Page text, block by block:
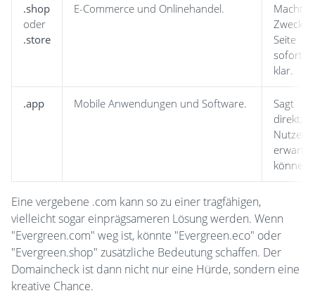
.shop
oder
.store
E-Commerce und Onlinehandel.
Macht
Zweck
Seite
sofort
klar.
.app Mobile Anwendungen und Software.
Sagt
direkt,
Nutzer
können.
Eine vergebene .com kann so zu einer tragfähigen,
vielleicht sogar einprägsameren Lösung werden. Wenn
"Evergreen.com" weg ist, könnte "Evergreen.eco" oder
"Evergreen.shop" zusätzliche Bedeutung schaffen. Der
Domaincheck ist dann nicht nur eine Hürde, sondern eine
kreative Chance.